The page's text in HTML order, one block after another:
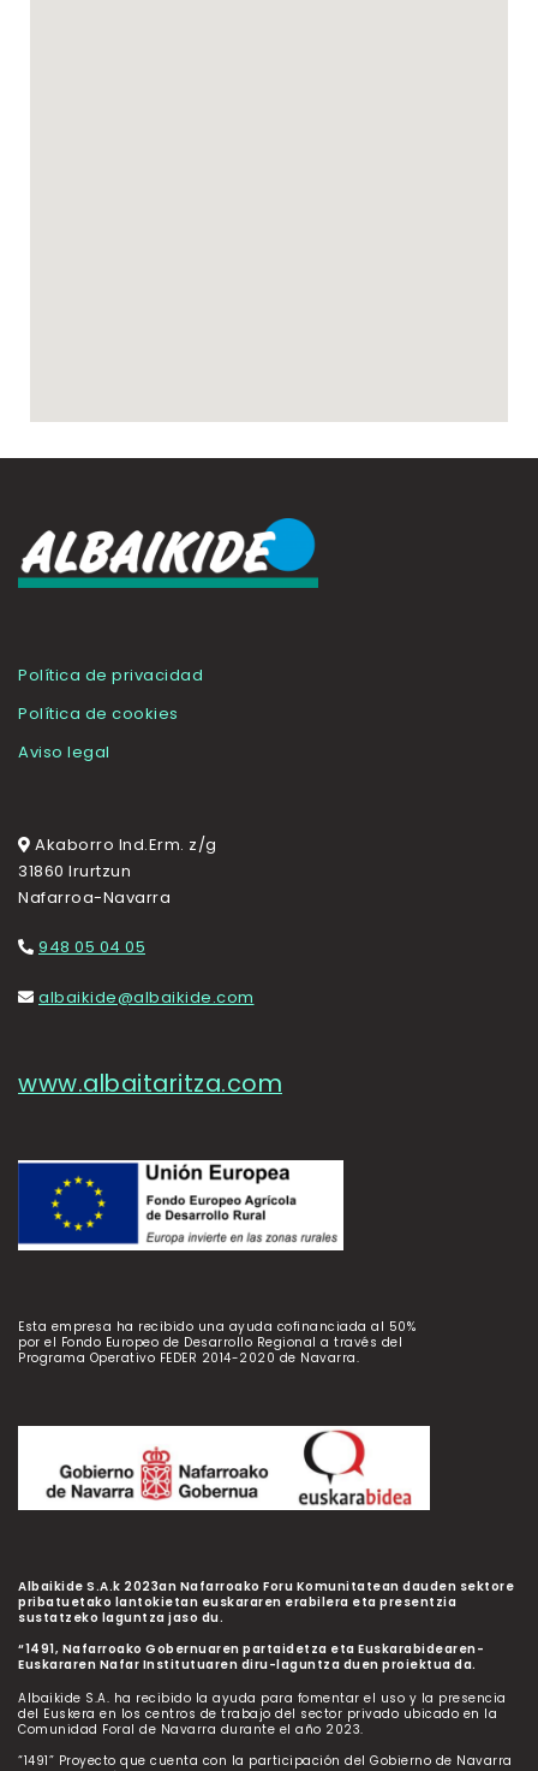
Política de privacidad
Política de cookies
Aviso legal
Akaborro Ind.Erm. z/g
31860 Irurtzun
Nafarroa-Navarra
948 05 04 05
albaikide@albaikide.com
www.albaitaritza.com
Esta empresa ha recibido una ayuda cofinanciada al 50%
por el Fondo Europeo de Desarrollo Regional a través del
Programa Operativo FEDER 2014-2020 de Navarra.
Albaikide S.A.k 2023an Nafarroako Foru Komunitatean dauden sektore
pribatuetako lantokietan euskararen erabilera eta presentzia
sustatzeko laguntza jaso du.
“1491, Nafarroako Gobernuaren partaidetza eta Euskarabidearen-
Euskararen Nafar Institutuaren diru-laguntza duen proiektua da.
Albaikide S.A. ha recibido la ayuda para fomentar el uso y la presencia
del Euskera en los centros de trabajo del sector privado ubicado en la
Comunidad Foral de Navarra durante el año 2023.
“1491” Proyecto que cuenta con la participación del Gobierno de Navarra